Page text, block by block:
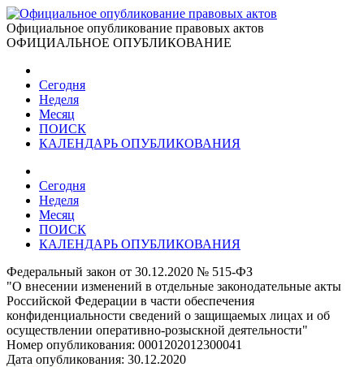
Официальное опубликование правовых актов
ОФИЦИАЛЬНОЕ ОПУБЛИКОВАНИЕ
Сегодня
Неделя
Месяц
ПОИСК
КАЛЕНДАРЬ ОПУБЛИКОВАНИЯ
Сегодня
Неделя
Месяц
ПОИСК
КАЛЕНДАРЬ ОПУБЛИКОВАНИЯ
Федеральный закон от 30.12.2020 № 515-ФЗ
"О внесении изменений в отдельные законодательные акты
Российской Федерации в части обеспечения
конфиденциальности сведений о защищаемых лицах и об
осуществлении оперативно-розыскной деятельности"
Номер опубликования: 0001202012300041
Дата опубликования: 30.12.2020